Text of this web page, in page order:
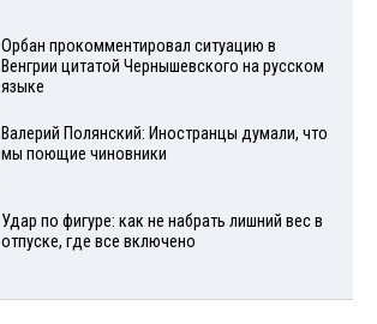
Орбан прокомментировал ситуацию в
Венгрии цитатой Чернышевского на русском
языке
Валерий Полянский: Иностранцы думали, что
мы поющие чиновники
Удар по фигуре: как не набрать лишний вес в
отпуске, где все включено